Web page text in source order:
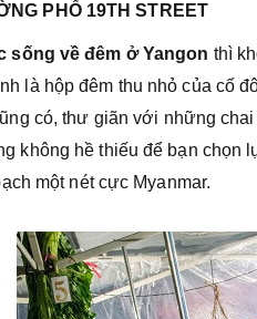
PHỐ 19TH STREET
sống về đêm ở Yangon thì
là hộp đêm thu nhỏ của cố
có, thư giãn với những
không hề thiếu để bạn chọn
một nét cực Myanmar.